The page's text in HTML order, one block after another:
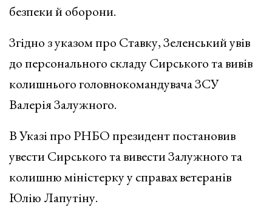
безпеки й оборони.
Згідно з указом про Ставку, Зеленський увів
до персонального складу Сирського та вивів
колишнього головнокомандувача ЗСУ
Валерія Залужного.
В Указі про РНБО президент постановив
увести Сирського та вивести Залужного та
колишню міністерку у справах ветеранів
Юлію Лапутіну.